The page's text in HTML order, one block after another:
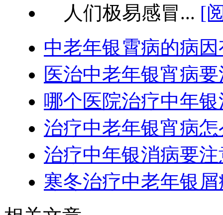
人们极易感冒... [
中老年银霄病的病
医治中老年银宵病
哪个医院治疗中年
治疗中老年银宵病
治疗中年银消病要
寒冬治疗中老年银